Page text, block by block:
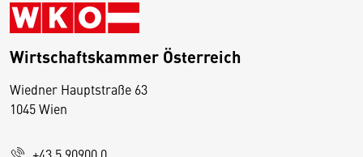
Wirtschaftskammer Österreich
Wiedner Hauptstraße 63
1045 Wien
D